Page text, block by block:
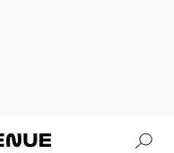
Soundvenue